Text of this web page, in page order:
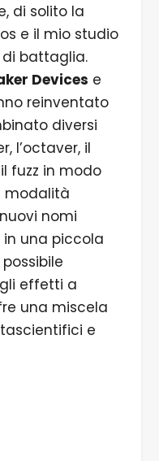
di solito la
e il mio studio
battaglia.
Devices e
reinventato
diversi
l’octaver, il
fuzz in modo
modalità
nomi
una piccola
effetti a
una miscela
e